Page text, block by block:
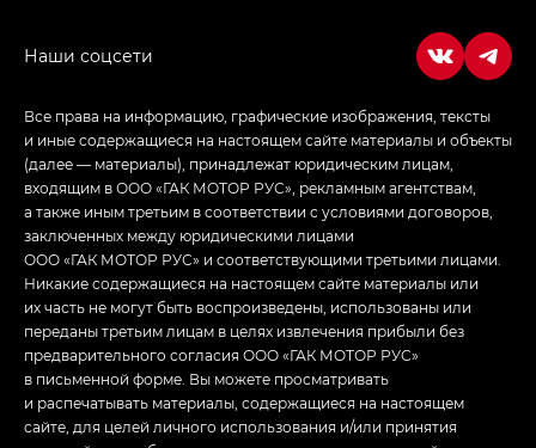
Все права на информацию, графические изображения, тексты
и иные содержащиеся на настоящем сайте материалы и объекты
(далее — материалы), принадлежат юридическим лицам,
входящим в ООО «ГАК МОТОР РУС», рекламным агентствам,
а также иным третьим в соответствии с условиями договоров,
заключенных между юридическими лицами
ООО «ГАК МОТОР РУС» и соответствующими третьими лицами.
Никакие содержащиеся на настоящем сайте материалы или
их часть не могут быть воспроизведены, использованы или
переданы третьим лицам в целях извлечения прибыли без
предварительного согласия ООО «ГАК МОТОР РУС»
в письменной форме. Вы можете просматривать
и распечатывать материалы, содержащиеся на настоящем
сайте, для целей личного использования и/или принятия